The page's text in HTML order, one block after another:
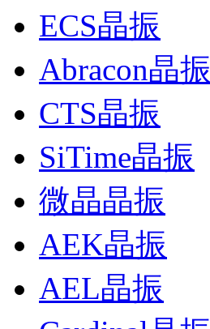
ECS晶振
Abracon晶振
CTS晶振
SiTime晶振
微晶晶振
AEK晶振
AEL晶振